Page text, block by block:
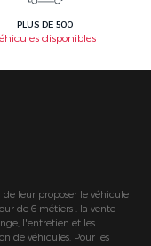
PLUS DE 500
disponibles
de leur proposer le véhicule
de 6 métiers : la vente
l'entretien et les
de véhicules. Pour les